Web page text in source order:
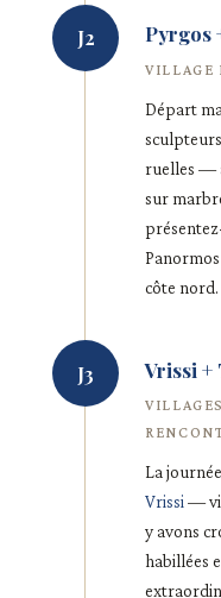
J2 Pyrgos
VILLAGE
Départ
ruelles —
sur
côte
J3 Vrissi +
La
Vrissi—
y avons
habillées